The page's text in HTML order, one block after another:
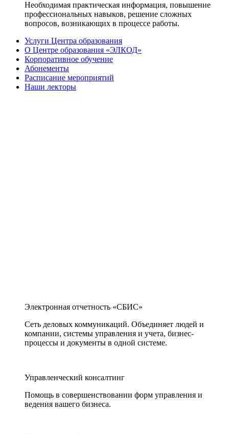
Необходимая практическая информация, повышение
профессиональных навыков, решение сложных
вопросов, возникающих в процессе работы.
Услуги Центра образования
О Центре образования «ЭЛКОД»
Корпоративное обучение
Абонементы
Расписание мероприятий
Наши лекторы
Электронная отчетность «СБИС»
Сеть деловых коммуникаций. Объединяет людей и
компании, системы управления и учета, бизнес-
процессы и документы в одной системе.
Управленческий консалтинг
Помощь в совершенствовании форм управления и
ведения вашего бизнеса.